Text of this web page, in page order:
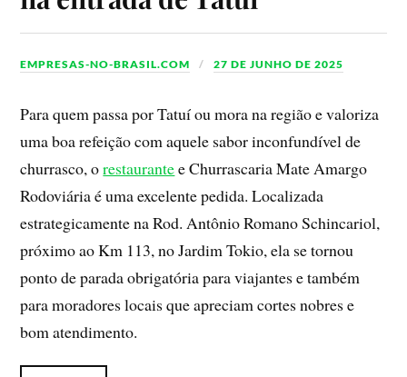
EMPRESAS-NO-BRASIL.COM 27 DE JUNHO DE 2025
Para quem passa por Tatuí ou mora na região e valoriza
uma boa refeição com aquele sabor inconfundível de
churrasco, orestaurantee Churrascaria Mate Amargo
Rodoviária é uma excelente pedida. Localizada
estrategicamente na Rod. Antônio Romano Schincariol,
próximo ao Km 113, no Jardim Tokio, ela se tornou
ponto de parada obrigatória para viajantes e também
para moradores locais que apreciam cortes nobres e
bom atendimento.